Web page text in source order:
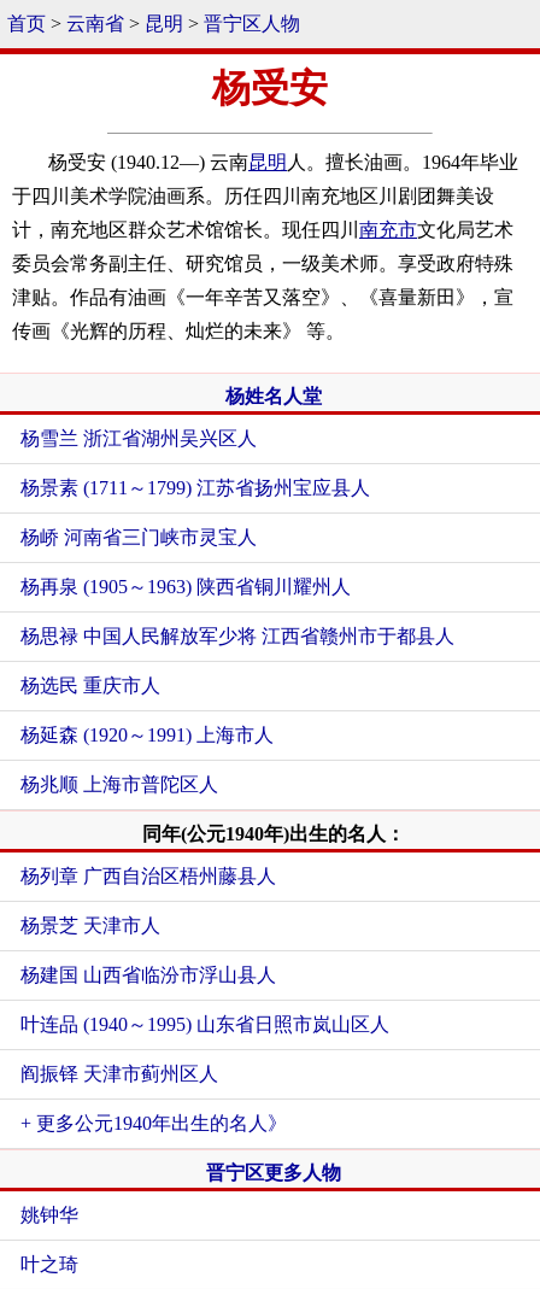
首页 > 云南省 > 昆明 > 晋宁区人物
杨受安
杨受安 (1940.12—) 云南昆明 人。擅长油画。1964年毕业
于四川美术学院油画系。历任四川南充地区川剧团舞美设
计，南充地区群众艺术馆馆长。现任四川 南充市文化局艺术
委员会常务副主任、研究馆员，一级美术师。享受政府特殊
津贴。作品有油画《一年辛苦又落空》、《喜量新田》，宣
传画《光辉的历程、灿烂的未来》 等。
杨姓名人堂
杨雪兰 浙江省湖州吴兴区人
杨景素 (1711～1799) 江苏省扬州宝应县人
杨峤 河南省三门峡市灵宝人
杨再泉 (1905～1963) 陕西省铜川耀州人
杨思禄 中国人民解放军少将 江西省赣州市于都县人
杨选民 重庆市人
杨延森 (1920～1991) 上海市人
杨兆顺 上海市普陀区人
同年(公元1940年)出生的名人：
杨列章 广西自治区梧州藤县人
杨景芝 天津市人
杨建国 山西省临汾市浮山县人
叶连品 (1940～1995) 山东省日照市岚山区人
阎振铎 天津市蓟州区人
+ 更多公元1940年出生的名人》
晋宁区更多人物
姚钟华
叶之琦